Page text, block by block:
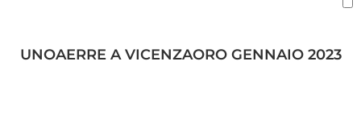
UNOAERRE A VICENZAORO GENNAIO 2023